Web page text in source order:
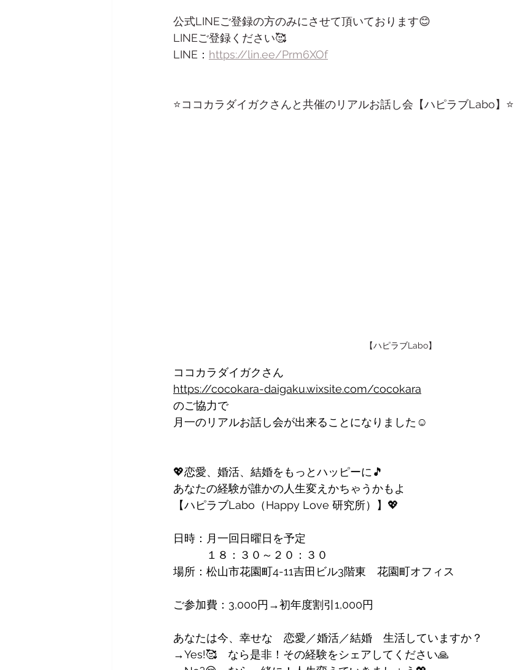
公式LINEご登録の方のみにさせて頂いております😊
LINEご登録ください🥰
LINE： https://lin.ee/Prm6XOf
⭐️ココカラダイガクさんと共催のリアルお話し会【ハピラブLabo】⭐️
【ハピラブLabo】
ココカラダイガクさん
https://cocokara-daigaku.wixsite.com/cocokara
のご協力で
月一のリアルお話し会が出来ることになりました☺️
💖恋愛、婚活、結婚をもっとハッピーに🎵
あなたの経験が誰かの人生変えかちゃうかもよ
【ハピラブLabo（Happy Love 研究所）】💖
日時：月一回日曜日を予定
１８：３０～２０：３０
場所：松山市花園町4-11吉田ビル3階東　花園町オフィス
ご参加費：3,000円→初年度割引1,000円
あなたは今、幸せな　恋愛／婚活／結婚　生活していますか？
→Yes!🥰　なら是非！その経験をシェアしてください🙏